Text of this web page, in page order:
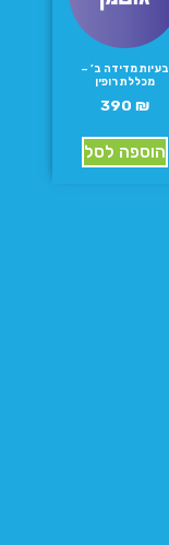
בעיות מדידה ב’ –
מכללת רופין
390₪
הוספה לסל